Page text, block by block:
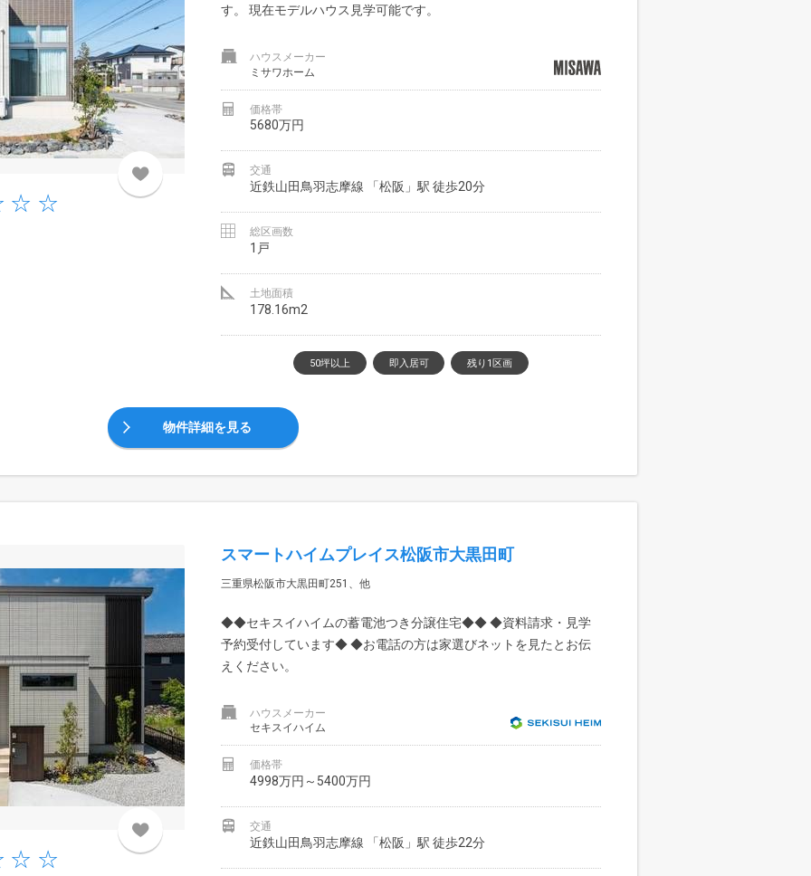
す。 現在モデルハウス見学可能です。
ハウスメーカー
ミサワホーム
価格帯
5680万円
交通
近鉄山田鳥羽志摩線 「松阪」駅 徒歩20分
総区画数
1戸
土地面積
178.16m2
50坪以上 即入居可 残り1区画
物件詳細を見る
スマートハイムプレイス松阪市大黒田町
三重県松阪市大黒田町251、他
◆◆セキスイハイムの蓄電池つき分譲住宅◆◆ ◆資料請求・見学
予約受付しています◆ ◆お電話の方は家選びネットを見たとお伝
えください。
ハウスメーカー
セキスイハイム
価格帯
4998万円～5400万円
交通
近鉄山田鳥羽志摩線 「松阪」駅 徒歩22分